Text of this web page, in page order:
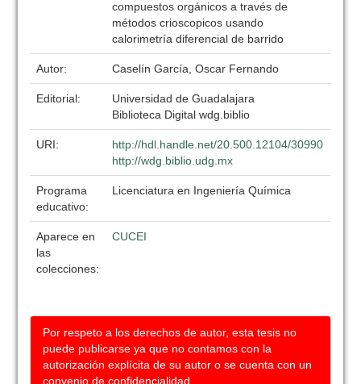
compuestos orgánicos a través de
métodos crioscopicos usando
calorimetría diferencial de barrido
Autor: Caselín García, Oscar Fernando
Editorial:
Universidad de Guadalajara
Biblioteca Digital wdg.biblio
URI:
http://hdl.handle.net/20.500.12104/30990
http://wdg.biblio.udg.mx
Programa
educativo:
Licenciatura en Ingeniería Química
Aparece en
las
colecciones:
CUCEI
Por respeto a los derechos de autor, esta tesis no
puede publicarse ya que no contamos con la
autorización explícita de su autor o se cuenta con un
convenio de confidencialidad